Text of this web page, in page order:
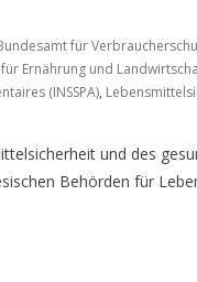
für
Ernährung und
(INSSPA),
und des
Behörden für